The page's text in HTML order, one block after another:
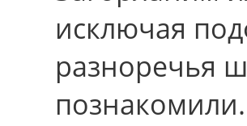
исключая
разноречья